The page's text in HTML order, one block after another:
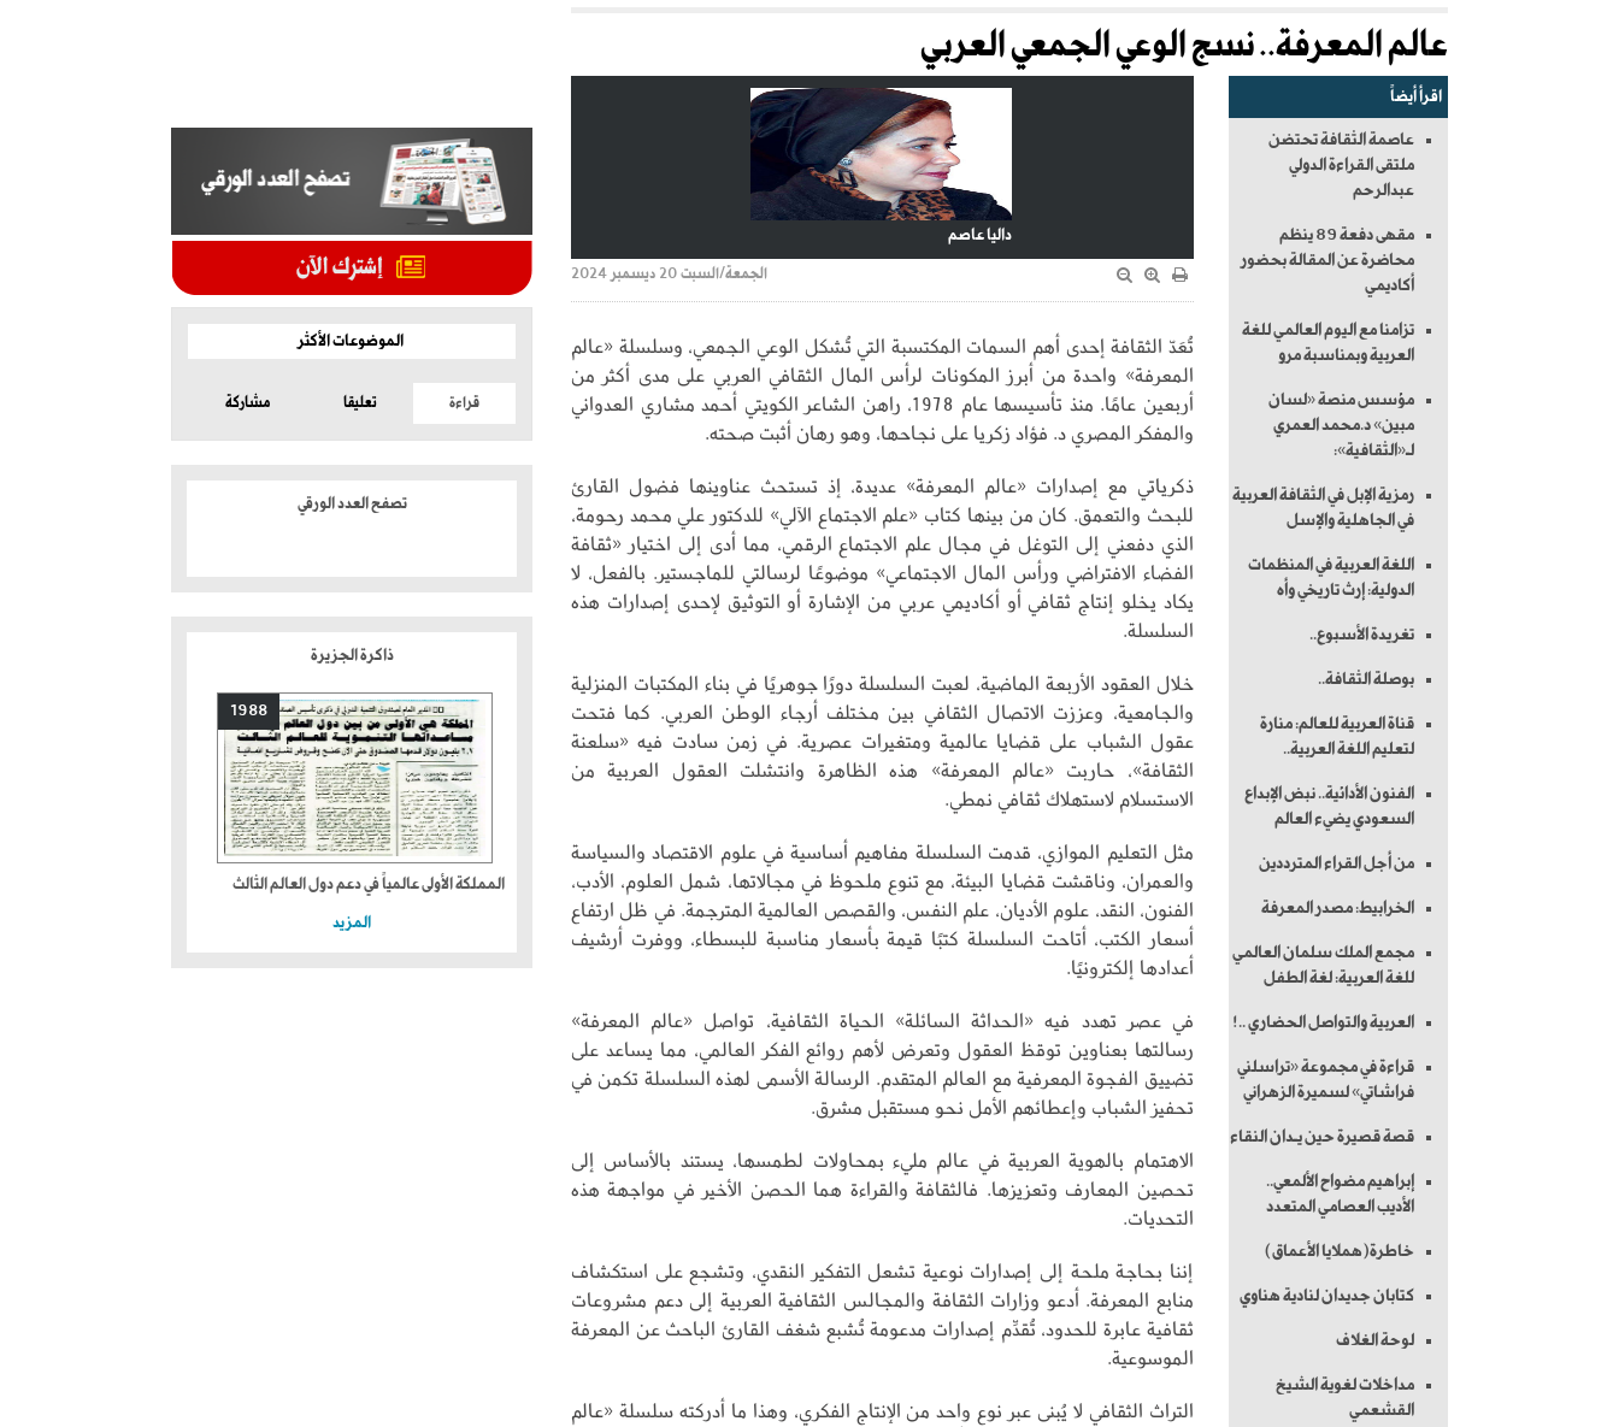
عالم المعرفة.. نسج الوعي الجمعي العربي
اقرأ أيضاً
عاصمة الثقافة تحتضن
ملتقى القراءة الدولي
عبدالرحم
مقهى دفعة 89 ينظم
محاضرة عن المقالة بحضور
أكاديمي
تزامنا مع اليوم العالمي للغة
العربية وبمناسبة مرو
مؤسس منصة «لسان
مبين» د.محمد العمري
لـ«الثقافية»:
رمزية الإبل في الثقافة العربية
في الجاهلية والإسل
اللغة العربية في المنظمات
الدولية: إرث تاريخي وأه
تغريدة الأسبوع..
بوصلة الثقافة..
قناة العربية للعالم: منارة
لتعليم اللغة العربية..
الفنون الأدائية.. نبض الإبداع
السعودي يضيء العالم
من أجل القراء المترددين
الخرابيط: مصدر المعرفة
مجمع الملك سلمان العالمي
للغة العربية: لغة الطفل
العربية والتواصل الحضاري ..!
قراءة في مجموعة «تراسلني
فراشاتي» لسميرة الزهراني
قصة قصيرة حين يـدان النقاء
إبراهيم مضواح الألمعي..
الأديب العصامي المتعدد
خاطرة(هملايا الأعماق)
كتابان جديدان لنادية هناوي
لوحة الغلاف
مداخلات لغوية الشيخ
القشعمي
داليا عاصم
الجمعة/السبت 20 ديسمبر 2024
تُعَدّ الثقافة إحدى أهم السمات المكتسبة التي تُشكل الوعي الجمعي، وسلسلة «عالم
المعرفة» واحدة من أبرز المكونات لرأس المال الثقافي العربي على مدى أكثر من
أربعين عامًا. منذ تأسيسها عام 1978، راهن الشاعر الكويتي أحمد مشاري العدواني
والمفكر المصري د. فؤاد زكريا على نجاحها، وهو رهان أثبت صحته.
ذكرياتي مع إصدارات «عالم المعرفة» عديدة، إذ تستحث عناوينها فضول القارئ
للبحث والتعمق. كان من بينها كتاب «علم الاجتماع الآلي» للدكتور علي محمد رحومة،
الذي دفعني إلى التوغل في مجال علم الاجتماع الرقمي، مما أدى إلى اختيار «ثقافة
الفضاء الافتراضي ورأس المال الاجتماعي» موضوعًا لرسالتي للماجستير. بالفعل، لا
يكاد يخلو إنتاج ثقافي أو أكاديمي عربي من الإشارة أو التوثيق لإحدى إصدارات هذه
السلسلة.
خلال العقود الأربعة الماضية، لعبت السلسلة دورًا جوهريًا في بناء المكتبات المنزلية
والجامعية، وعززت الاتصال الثقافي بين مختلف أرجاء الوطن العربي. كما فتحت
عقول الشباب على قضايا عالمية ومتغيرات عصرية. في زمن سادت فيه «سلعنة
الثقافة»، حاربت «عالم المعرفة» هذه الظاهرة وانتشلت العقول العربية من
الاستسلام لاستهلاك ثقافي نمطي.
مثل التعليم الموازي، قدمت السلسلة مفاهيم أساسية في علوم الاقتصاد والسياسة
والعمران، وناقشت قضايا البيئة، مع تنوع ملحوظ في مجالاتها، شمل العلوم، الأدب،
الفنون، النقد، علوم الأديان، علم النفس، والقصص العالمية المترجمة. في ظل ارتفاع
أسعار الكتب، أتاحت السلسلة كتبًا قيمة بأسعار مناسبة للبسطاء، ووفرت أرشيف
أعدادها إلكترونيًا.
في عصر تهدد فيه «الحداثة السائلة» الحياة الثقافية، تواصل «عالم المعرفة»
رسالتها بعناوين توقظ العقول وتعرض لأهم روائع الفكر العالمي، مما يساعد على
تضييق الفجوة المعرفية مع العالم المتقدم. الرسالة الأسمى لهذه السلسلة تكمن في
تحفيز الشباب وإعطائهم الأمل نحو مستقبل مشرق.
الاهتمام بالهوية العربية في عالم مليء بمحاولات لطمسها، يستند بالأساس إلى
تحصين المعارف وتعزيزها. فالثقافة والقراءة هما الحصن الأخير في مواجهة هذه
التحديات.
إننا بحاجة ملحة إلى إصدارات نوعية تشعل التفكير النقدي، وتشجع على استكشاف
منابع المعرفة. أدعو وزارات الثقافة والمجالس الثقافية العربية إلى دعم مشروعات
ثقافية عابرة للحدود، تُقدِّم إصدارات مدعومة تُشبع شغف القارئ الباحث عن المعرفة
الموسوعية.
التراث الثقافي لا يُبنى عبر نوع واحد من الإنتاج الفكري، وهذا ما أدركته سلسلة «عالم
الموضوعات الأكثر
قراءة تعليقا مشاركة
تصفح العدد الورقي
ذاكرة الجزيرة
1988
المملكة الأولى عالمياً في دعم دول العالم الثالث
المزيد